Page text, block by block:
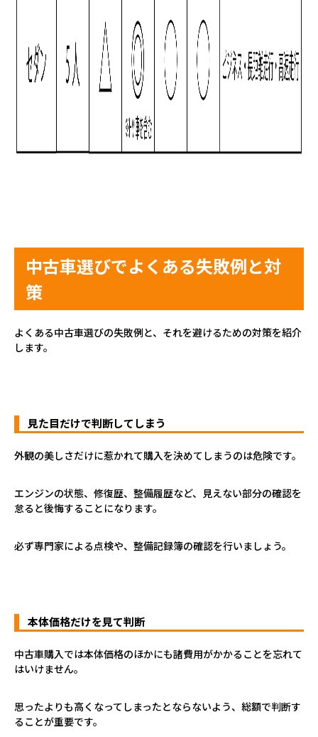
中古車選びでよくある失敗例と対
策
よくある中古車選びの失敗例と、それを避けるための対策を紹介
します。
見た目だけで判断してしまう
外観の美しさだけに惹かれて購入を決めてしまうのは危険です。
エンジンの状態、修復歴、整備履歴など、見えない部分の確認を
怠ると後悔することになります。
必ず専門家による点検や、整備記録簿の確認を行いましょう。
本体価格だけを見て判断
中古車購入では本体価格のほかにも諸費用がかかることを忘れて
はいけません。
思ったよりも高くなってしまったとならないよう、総額で判断す
ることが重要です。